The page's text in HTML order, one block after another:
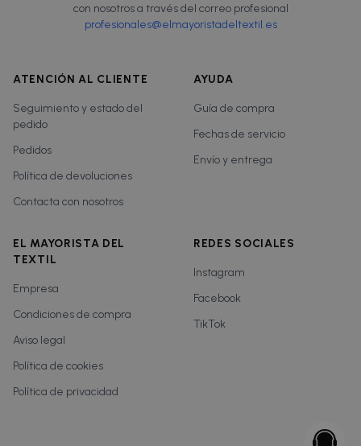
con nosotros a través del correo profesional
profesionales@elmayoristadeltextil.es
ATENCIÓN AL CLIENTE
Seguimiento y estado del
pedido
Pedidos
Política de devoluciones
Contacta con nosotros
AYUDA
Guía de compra
Fechas de servicio
Envío y entrega
EL MAYORISTA DEL
TEXTIL
Empresa
Condiciones de compra
Aviso legal
Política de cookies
Política de privacidad
REDES SOCIALES
Instagram
Facebook
TikTok